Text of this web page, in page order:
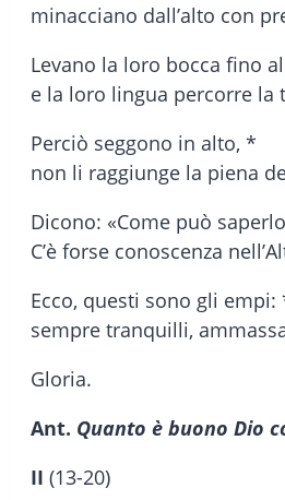
minacciano dall’alto con
Levano la loro bocca fino
e la loro lingua percorre la
Perciò seggono in alto, *
non li raggiunge la piena
Dicono: «Come può
C’è forse conoscenza
Ecco, questi sono gli empi:
sempre tranquilli,
Gloria.
Ant. Quanto è buono Dio
II (13-20)